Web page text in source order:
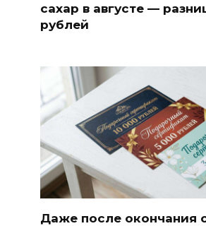
сахар в августе —
рублей
Даже после окончания